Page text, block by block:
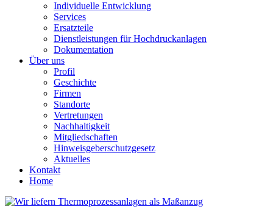
Individuelle Entwicklung
Services
Ersatzteile
Dienstleistungen für Hochdruckanlagen
Dokumentation
Über uns
Profil
Geschichte
Firmen
Standorte
Vertretungen
Nachhaltigkeit
Mitgliedschaften
Hinweisgeberschutzgesetz
Aktuelles
Kontakt
Home